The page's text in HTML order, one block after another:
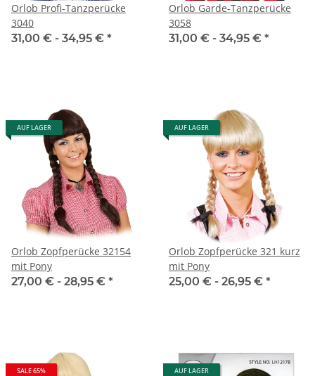
Orlob Profi-Tanzperücke
3040
31,00 € - 34,95 € *
Orlob Garde-Tanzperücke
3058
31,00 € - 34,95 € *
AUF LAGER
Orlob Zopfperücke 32154
mit Pony
27,00 € - 28,95 € *
AUF LAGER
Orlob Zopfperücke 321 kurz
mit Pony
25,00 € - 26,95 € *
SALE 65% AUF LAGER